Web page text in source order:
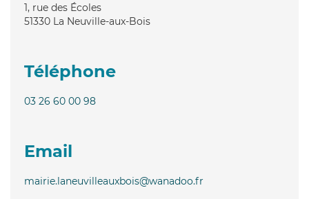
1, rue des Écoles
51330 La Neuville-aux-Bois
Téléphone
03 26 60 00 98
Email
mairie.laneuvilleauxbois@wanadoo.fr